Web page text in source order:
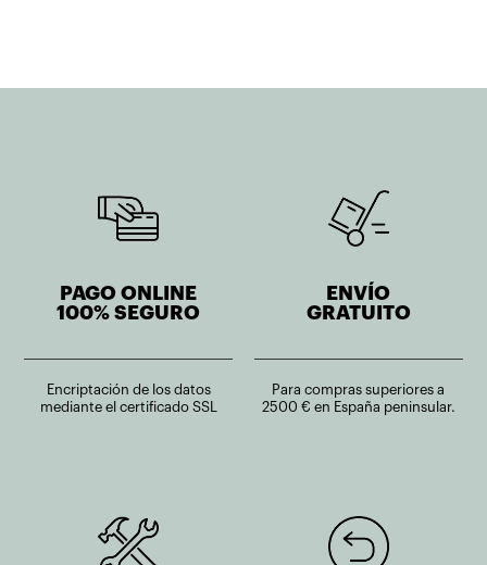
PAGO ONLINE
100% SEGURO
Encriptación de los datos
mediante el certificado SSL
ENVÍO
GRATUITO
Para compras superiores a
2500 € en España peninsular.